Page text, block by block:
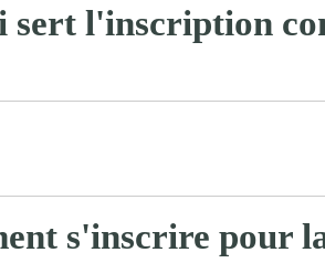
sert l'inscription
s'inscrire pour